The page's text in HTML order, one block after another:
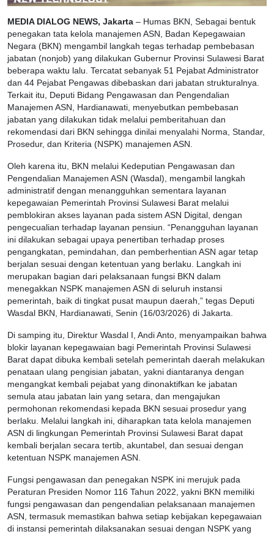
MEDIA DIALOG NEWS, Jakarta – Humas BKN, Sebagai bentuk
penegakan tata kelola manajemen ASN, Badan Kepegawaian
Negara (BKN) mengambil langkah tegas terhadap pembebasan
jabatan (nonjob) yang dilakukan Gubernur Provinsi Sulawesi Barat
beberapa waktu lalu. Tercatat sebanyak 51 Pejabat Administrator
dan 44 Pejabat Pengawas dibebaskan dari jabatan strukturalnya.
Terkait itu, Deputi Bidang Pengawasan dan Pengendalian
Manajemen ASN, Hardianawati, menyebutkan pembebasan
jabatan yang dilakukan tidak melalui pemberitahuan dan
rekomendasi dari BKN sehingga dinilai menyalahi Norma, Standar,
Prosedur, dan Kriteria (NSPK) manajemen ASN.
Oleh karena itu, BKN melalui Kedeputian Pengawasan dan
Pengendalian Manajemen ASN (Wasdal), mengambil langkah
administratif dengan menangguhkan sementara layanan
kepegawaian Pemerintah Provinsi Sulawesi Barat melalui
pemblokiran akses layanan pada sistem ASN Digital, dengan
pengecualian terhadap layanan pensiun. “Penangguhan layanan
ini dilakukan sebagai upaya penertiban terhadap proses
pengangkatan, pemindahan, dan pemberhentian ASN agar tetap
berjalan sesuai dengan ketentuan yang berlaku. Langkah ini
merupakan bagian dari pelaksanaan fungsi BKN dalam
menegakkan NSPK manajemen ASN di seluruh instansi
pemerintah, baik di tingkat pusat maupun daerah,” tegas Deputi
Wasdal BKN, Hardianawati, Senin (16/03/2026) di Jakarta.
Di samping itu, Direktur Wasdal I, Andi Anto, menyampaikan bahwa
blokir layanan kepegawaian bagi Pemerintah Provinsi Sulawesi
Barat dapat dibuka kembali setelah pemerintah daerah melakukan
penataan ulang pengisian jabatan, yakni diantaranya dengan
mengangkat kembali pejabat yang dinonaktifkan ke jabatan
semula atau jabatan lain yang setara, dan mengajukan
permohonan rekomendasi kepada BKN sesuai prosedur yang
berlaku. Melalui langkah ini, diharapkan tata kelola manajemen
ASN di lingkungan Pemerintah Provinsi Sulawesi Barat dapat
kembali berjalan secara tertib, akuntabel, dan sesuai dengan
ketentuan NSPK manajemen ASN.
Fungsi pengawasan dan penegakan NSPK ini merujuk pada
Peraturan Presiden Nomor 116 Tahun 2022, yakni BKN memiliki
fungsi pengawasan dan pengendalian pelaksanaan manajemen
ASN, termasuk memastikan bahwa setiap kebijakan kepegawaian
di instansi pemerintah dilaksanakan sesuai dengan NSPK yang